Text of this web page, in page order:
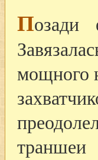
Позади
мощного